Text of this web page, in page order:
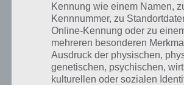
Die nachfolgende Tabelle präsentiert die
Rätsels 4 Bilder 1 Wort New York vom 21. Januar
2019. Auch hier bleibt das Prinzip gleich:
die passende Antwort herausfinden. Falls du
Schwierigkeiten hast, findest du nachfolgend
Kennung wie einem Namen,
Kennnummer, zu
Online-Kennung oder zu
mehreren besonderen
Ausdruck der physischen,
genetischen, psychischen,
kulturellen oder sozialen